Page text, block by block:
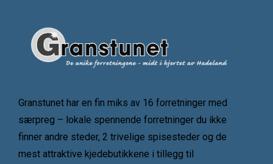
Granstunet har en fin miks av 16 forretninger med
særpreg – lokale spennende forretninger du ikke
finner andre steder, 2 trivelige spisesteder og de
mest attraktive kjedebutikkene i tillegg til